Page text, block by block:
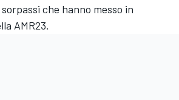
che hanno messo in
AMR23.